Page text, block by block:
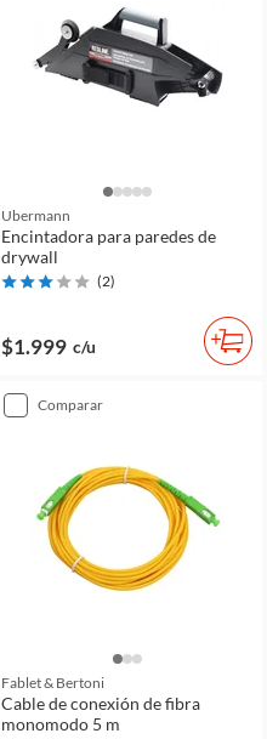
Ubermann
Encintadora para paredes de
drywall
(2)
$1.999 c/u
comparar
Fablet & Bertoni
Cable de conexión de fibra
monomodo 5 m